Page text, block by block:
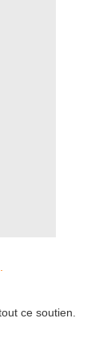
ce soutien.